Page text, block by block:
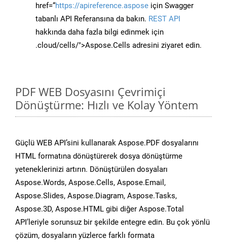
href=“https://apireference.aspose için Swagger
tabanlı API Referansına da bakın. REST API
hakkında daha fazla bilgi edinmek için
.cloud/cells/">Aspose.Cells adresini ziyaret edin.
PDF WEB Dosyasını Çevrimiçi
Dönüştürme: Hızlı ve Kolay Yöntem
Güçlü WEB API’sini kullanarak Aspose.PDF dosyalarını
HTML formatına dönüştürerek dosya dönüştürme
yeteneklerinizi artırın. Dönüştürülen dosyaları
Aspose.Words, Aspose.Cells, Aspose.Email,
Aspose.Slides, Aspose.Diagram, Aspose.Tasks,
Aspose.3D, Aspose.HTML gibi diğer Aspose.Total
API’leriyle sorunsuz bir şekilde entegre edin. Bu çok yönlü
çözüm, dosyaların yüzlerce farklı formata